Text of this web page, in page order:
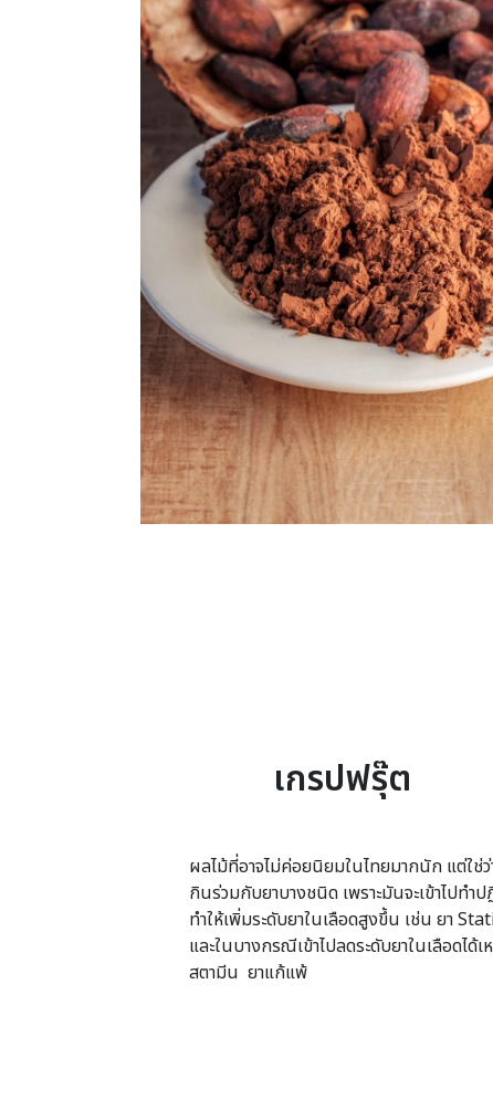
เกรปฟรุ๊ต
ผลไม้ที่อาจไม่ค่อยนิยมในไทยมากนัก แต่ใช่ว่
กินร่วมกับยาบางชนิด เพราะมันจะเข้าไปทำ
ทำให้เพิ่มระดับยาในเลือดสูงขึ้น เช่น ยา
และในบางกรณีเข้าไปลดระดับยาในเลือดไ
สตามีน ยาแก้แพ้